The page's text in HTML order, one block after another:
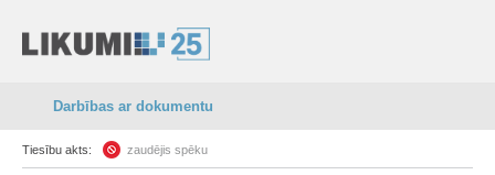
Darbības ar dokumentu
Tiesību akts: zaudējis spēku